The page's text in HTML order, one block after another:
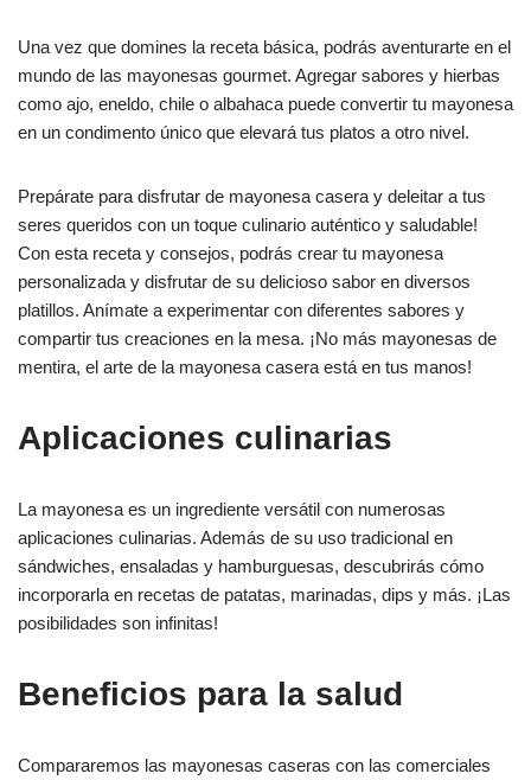
Una vez que domines la receta básica, podrás aventurarte en el
mundo de las mayonesas gourmet. Agregar sabores y hierbas
como ajo, eneldo, chile o albahaca puede convertir tu mayonesa
en un condimento único que elevará tus platos a otro nivel.
Prepárate para disfrutar de mayonesa casera y deleitar a tus
seres queridos con un toque culinario auténtico y saludable!
Con esta receta y consejos, podrás crear tu mayonesa
personalizada y disfrutar de su delicioso sabor en diversos
platillos. Anímate a experimentar con diferentes sabores y
compartir tus creaciones en la mesa. ¡No más mayonesas de
mentira, el arte de la mayonesa casera está en tus manos!
Aplicaciones culinarias
La mayonesa es un ingrediente versátil con numerosas
aplicaciones culinarias. Además de su uso tradicional en
sándwiches, ensaladas y hamburguesas, descubrirás cómo
incorporarla en recetas de patatas, marinadas, dips y más. ¡Las
posibilidades son infinitas!
Beneficios para la salud
Compararemos las mayonesas caseras con las comerciales